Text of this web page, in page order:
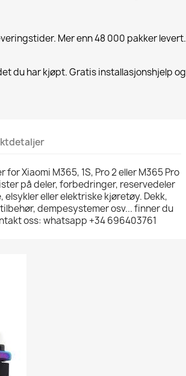
Mer enn 48 000 pakker levert.
du har kjøpt. Gratis installasjonshjelp og
Xiaomi M365, 1S, Pro 2 eller M365 Pro
på deler, forbedringer, reservedeler
eller elektriske kjøretøy. Dekk,
dempesystemer osv... finner du
oss: whatsapp +34 696403761